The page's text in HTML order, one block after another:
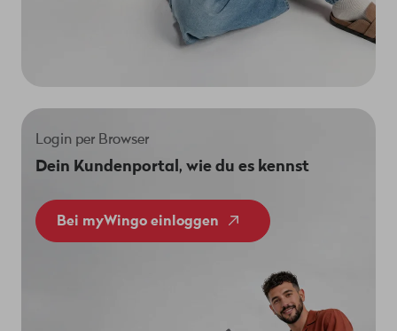
Login per Browser
Dein Kundenportal, wie du es kennst
Bei myWingo einloggen